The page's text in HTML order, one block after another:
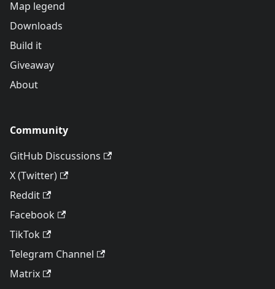
Map legend
Downloads
Build it
Giveaway
About
Community
GitHub Discussions
X (Twitter)
Reddit
Facebook
TikTok
Telegram Channel
Matrix